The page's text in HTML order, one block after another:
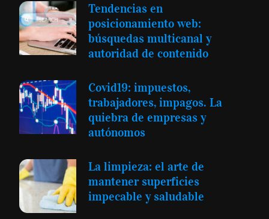
Tendencias en
posicionamiento web:
búsquedas multicanal y
autoridad de contenido
Covid19: impuestos,
trabajadores, impagos. La
quiebra de empresas y
autónomos
La limpieza: el arte de
mantener superficies
impecable y saludable